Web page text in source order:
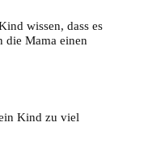
wissen, dass es
die Mama einen
Kind zu viel